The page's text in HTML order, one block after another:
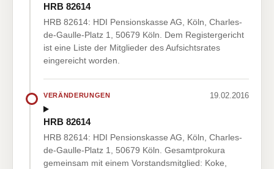
HRB 82614
HRB 82614: HDI Pensionskasse AG, Köln, Charles-
de-Gaulle-Platz 1, 50679 Köln. Dem Registergericht
ist eine Liste der Mitglieder des Aufsichtsrates
eingereicht worden.
VERÄNDERUNGEN 19.02.2016
HRB 82614
HRB 82614: HDI Pensionskasse AG, Köln, Charles-
de-Gaulle-Platz 1, 50679 Köln. Gesamtprokura
gemeinsam mit einem Vorstandsmitglied: Koke,